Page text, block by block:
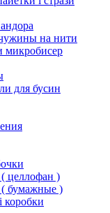
на нити
микробисер
для бусин
целлофан )
бумажные )
коробки